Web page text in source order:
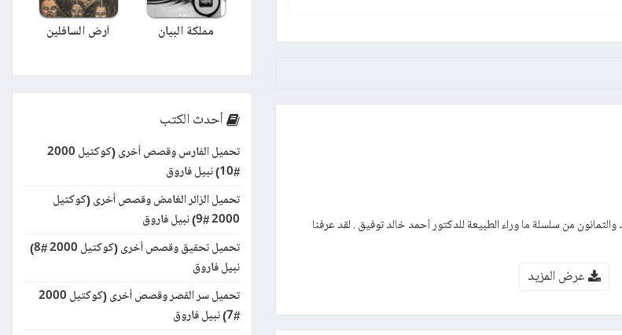
من سلسلة ما وراء الطبيعة للدكتور أحمد خالد توفيق . لقد عرفنا
عرض المزيد
مملكة البيان أرض السافلين
أحدث الكتب
تحميل الفارس وقصص أخرى (كوكتيل 2000
#10) نبيل فاروق
تحميل الزائر الغامض وقصص أخرى (كوكتيل
2000 #9) نبيل فاروق
تحميل تحقيق وقصص أخرى (كوكتيل 2000 #8)
نبيل فاروق
تحميل سر القصر وقصص أخرى (كوكتيل 2000
#7) نبيل فاروق